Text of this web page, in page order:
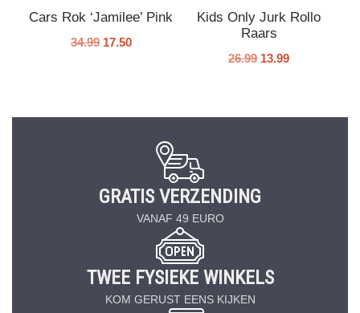
Cars Rok ‘Jamilee’ Pink
34.99 17.50
Kids Only Jurk Rollo
Raars
26.99 13.99
GRATIS VERZENDING
VANAF 49 EURO
TWEE FYSIEKE WINKELS
KOM GERUST EENS KIJKEN